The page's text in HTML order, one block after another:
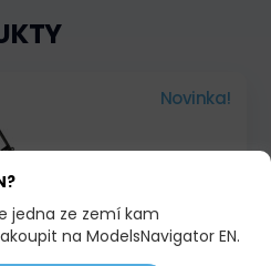
Novinka!
jedna ze zemí kam
na ModelsNavigator EN.